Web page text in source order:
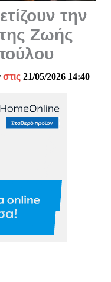
την
Ζωής
στις 21/05/2026 14:40